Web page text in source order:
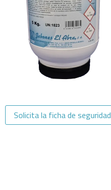
Solicita la ficha de seguridad